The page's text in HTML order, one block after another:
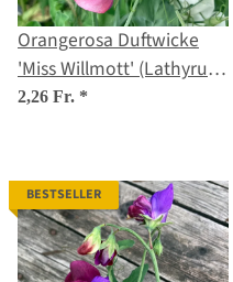
Orangerosa Duftwicke
'Miss Willmott' (Lathyrus
odoratus) Samen
2,26 Fr. *
BESTSELLER